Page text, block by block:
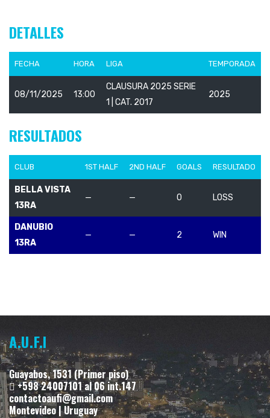
DETALLES
FECHA HORA LIGA TEMPORADA
08/11/2025 13:00
CLAUSURA 2025 SERIE
1 | CAT. 2017
2025
RESULTADOS
CLUB 1ST HALF 2ND HALF GOALS RESULTADO
BELLA VISTA
13RA
— — 0 LOSS
DANUBIO
13RA
— — 2 WIN
A.U.F.I
Guayabos, 1531 (Primer piso)
+598 24007101 al 06 int.147
contactoaufi@gmail.com
Montevideo | Uruguay